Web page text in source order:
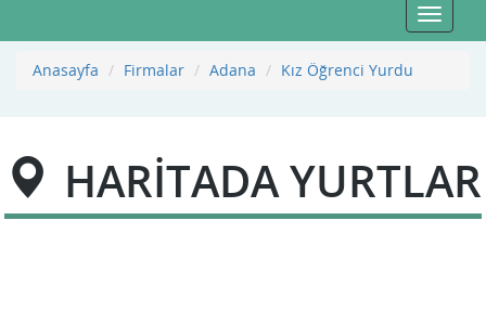
Toggle
Anasayfa
Firmalar Adana Kız Öğrenci Yurdu
HARİTADA YURTLAR